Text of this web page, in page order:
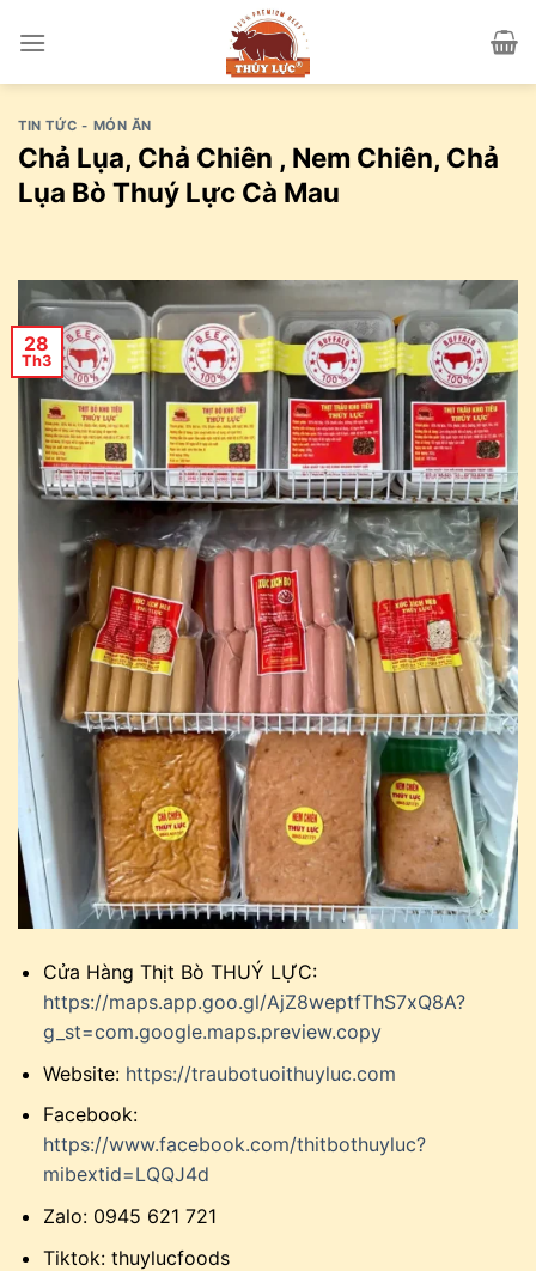
TIN TỨC - MÓN ĂN
Chả Lụa, Chả Chiên , Nem Chiên, Chả
Lụa Bò Thuý Lực Cà Mau
28
Th3
Cửa Hàng Thịt Bò THUÝ LỰC:
https://maps.app.goo.gl/AjZ8weptfThS7xQ8A?
g_st=com.google.maps.preview.copy
Website: https://traubotuoithuyluc.com
Facebook:
https://www.facebook.com/thitbothuyluc?
mibextid=LQQJ4d
Zalo: 0945 621 721
Tiktok: thuylucfoods